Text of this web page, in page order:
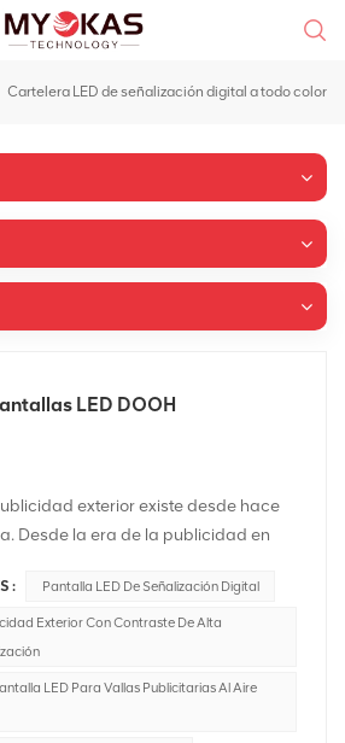
Cartelera LED de señalización digital a todo color
LED DOOH
exterior existe desde hace
Desde la era de la publicidad en
constantemente para
en constante cambio de
de las últimas innovaciones en la
programático o pDOOH. ¿Pero qué
programática digital
: Pantalla LED De Señalización Digital
Exterior Con Contraste De Alta
LED Para Vallas Publicitarias Al Aire